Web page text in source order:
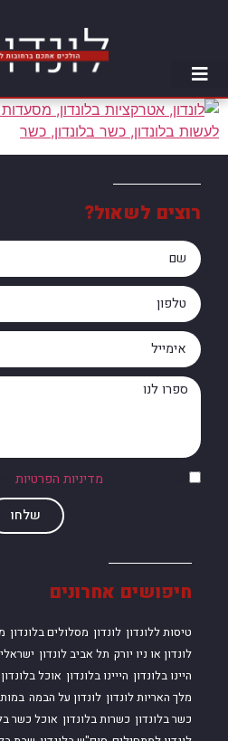
חיפושים אחרונים
טיסות ללונדון לונדון מסלולים בלונדון
לונדון או ניו יורק תל אביב לונדון
היינו בלונדון הייינו בלונדון אוכל בלונדון
מלך האריות לונדון לונדון על הבמה במות
כשר בלונדון כשרות בלונדון אוכל כשר
רוצים לשאול?
מדיניות הפרטיות
שלחו